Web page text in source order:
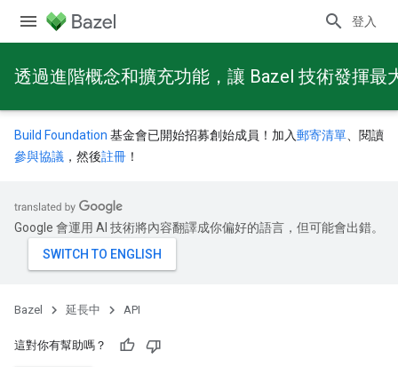
登入
透過進階概念和擴充功能，讓 Bazel 技術發揮最
Build Foundation 基金會已開始招募創始成員！加入郵寄清單 、閱讀
參與協議 ，然後註冊 ！
Google 會運用 AI 技術將內容翻譯成你偏好的語言，但可能會出錯。
Bazel 延長中 API
這對你有幫助嗎？